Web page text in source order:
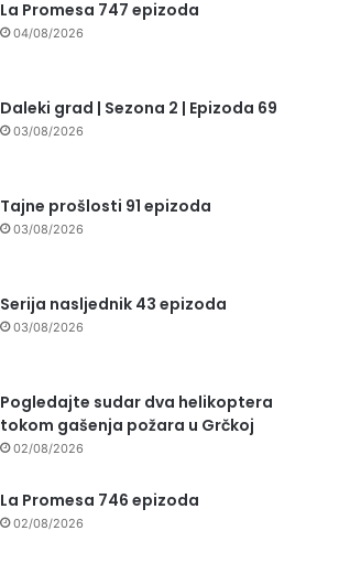
La Promesa 747 epizoda
04/08/2026
Daleki grad | Sezona 2 | Epizoda 69
03/08/2026
Tajne prošlosti 91 epizoda
03/08/2026
Serija nasljednik 43 epizoda
03/08/2026
Pogledajte sudar dva helikoptera
tokom gašenja požara u Grčkoj
02/08/2026
La Promesa 746 epizoda
02/08/2026